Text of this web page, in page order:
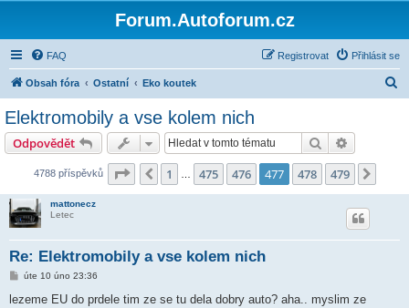
Forum.Autoforum.cz
FAQ Přihlásit se
Registrovat
Obsah fóra Ostatní Eko koutek
Elektromobily a vse kolem nich
Odpovědět Hledat
4788 příspěvků Stránka 477 z479
Předchozí
1 475 476 477 478 479
mattonecz
Letec
Re: Elektromobily a vse kolem nich
P
í
úte 10 úno 23:36
lezeme EU do prdele tim ze se tu dela dobry auto? aha.. myslim ze